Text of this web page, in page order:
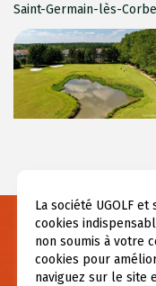
Saint-Germain-lès-
Pour toute question
La société UGOLF
cookies
non soumis à votre
cookies pour
naviguez sur le site